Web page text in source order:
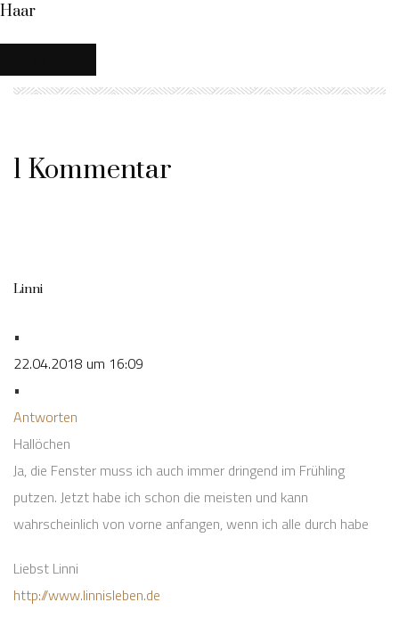
Haar
1 Kommentar
Linni
•
22.04.2018 um 16:09
•
Antworten
Hallöchen
Ja, die Fenster muss ich auch immer dringend im Frühling
putzen. Jetzt habe ich schon die meisten und kann
wahrscheinlich von vorne anfangen, wenn ich alle durch habe
Liebst Linni
http://www.linnisleben.de